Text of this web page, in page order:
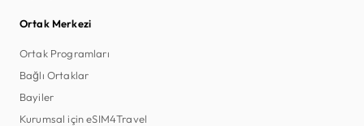
Ortak Merkezi
Ortak Programları
Bağlı Ortaklar
Bayiler
Kurumsal için eSIM4Travel